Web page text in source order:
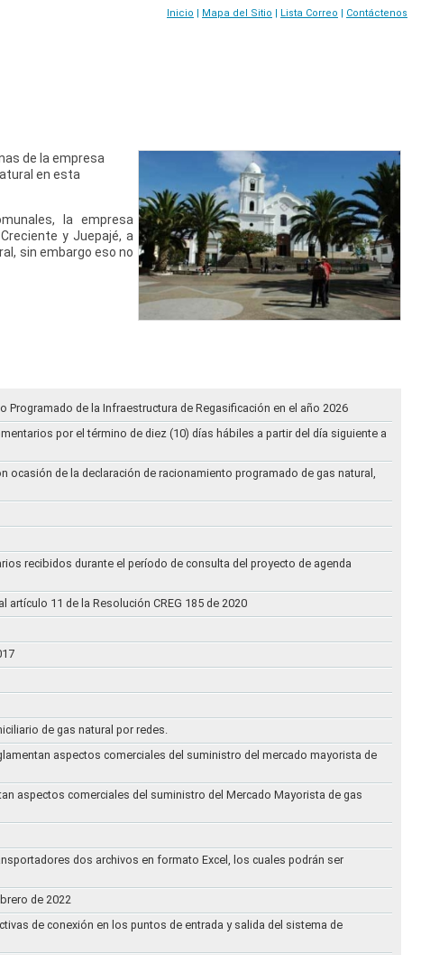
Inicio | Mapa del Sitio | Lista Correo | Contáctenos
de la empresa
en esta
la empresa
y Juepajé, a
sin embargo eso no
de la Infraestructura de Regasificación en el año 2026
por el término de diez (10) días hábiles a partir del día siguiente a
ocasión de la declaración de racionamiento programado de gas natural,
recibidos durante el período de consulta del proyecto de agenda
artículo 11 de la Resolución CREG 185 de 2020
de gas natural por redes.
aspectos comerciales del suministro del mercado mayorista de
aspectos comerciales del suministro del Mercado Mayorista de gas
dos archivos en formato Excel, los cuales podrán ser
de 2022
de conexión en los puntos de entrada y salida del sistema de